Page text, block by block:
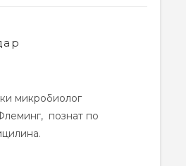
микробиолог
познат по